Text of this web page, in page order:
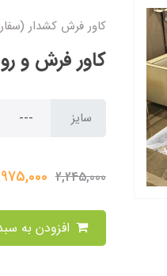
کاور فرش کشدار
کاور فرش و
سایز
2,245,000